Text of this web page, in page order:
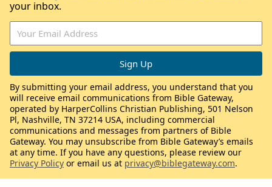
your inbox.
By submitting your email address, you understand that you
will receive email communications from Bible Gateway,
operated by HarperCollins Christian Publishing, 501 Nelson
Pl, Nashville, TN 37214 USA, including commercial
communications and messages from partners of Bible
Gateway. You may unsubscribe from Bible Gateway’s emails
at any time. If you have any questions, please review our
Privacy Policy or email us at privacy@biblegateway.com.